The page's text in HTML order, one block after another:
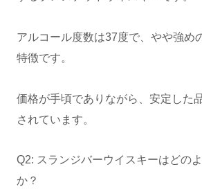
アルコール度数は37度で、やや強め
特徴です。
価格が手頃でありながら、安定した
されています。
Q2: スランジバーウイスキーはどの
か？